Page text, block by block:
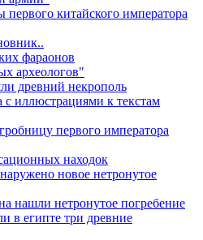
китайского императора
фараонов
археологов"
древний некрополь
иллюстрациями к текстам
первого императора
находок
новое нетронутое
нашли нетронутое погребение
в египте три древние